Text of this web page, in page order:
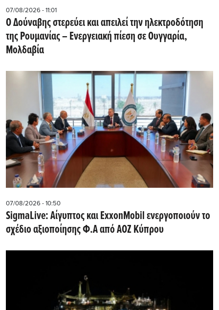
07/08/2026 - 11:01
Ο Δούναβης στερεύει και απειλεί την ηλεκτροδότηση
της Ρουμανίας – Ενεργειακή πίεση σε Ουγγαρία,
Μολδαβία
07/08/2026 - 10:50
SigmaLive: Αίγυπτος και ExxonMobil ενεργοποιούν το
σχέδιο αξιοποίησης Φ.Α από ΑΟΖ Κύπρου